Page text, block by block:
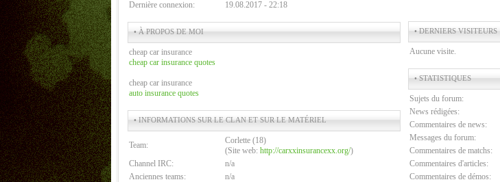
Dernière connexion:
19.08.2017 - 22:18
• À PROPOS DE MOI
cheap car insurance
cheap car insurance quotes
cheap car insurance
auto insurance quotes
• INFORMATIONS SUR LE CLAN ET SUR LE MATÉRIEL
Team:
Corlette (18)
(Site web: http://carxxinsurancexx.org/)
Channel IRC:
n/a
Anciennes teams:
n/a
• DERNIERS VISITEURS
Aucune visite.
• STATISTIQUES
Sujets du forum:
News rédigées:
Commentaires de news:
Messages du forum:
Commentaires de matchs:
Commentaires d'articles:
Commentaires de démos: